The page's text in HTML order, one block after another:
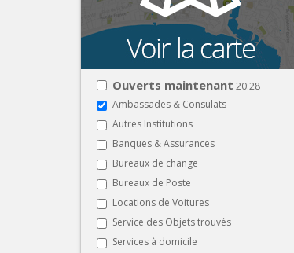
Ouverts maintenant 20:28
Ambassades & Consulats
Autres Institutions
Banques & Assurances
Bureaux de change
Bureaux de Poste
Locations de Voitures
Service des Objets trouvés
Services à domicile